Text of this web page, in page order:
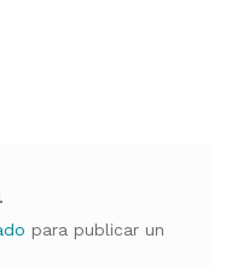
para publicar un